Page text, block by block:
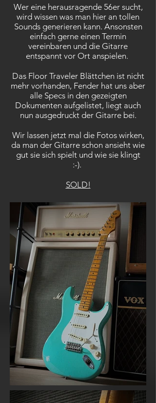
Wer eine herausragende 56er sucht,
wird wissen was man hier an tollen
Sounds generieren kann. Ansonsten
einfach gerne einen Termin
vereinbaren und die Gitarre
entspannt vor Ort anspielen.
Das Floor Traveler Blättchen ist nicht
mehr vorhanden, Fender hat uns aber
alle Specs in den gezeigten
Dokumenten aufgelistet, liegt auch
nun ausgedruckt der Gitarre bei.
Wir lassen jetzt mal die Fotos wirken,
da man der Gitarre schon ansieht wie
gut sie sich spielt und wie sie klingt
:-).
SOLD!